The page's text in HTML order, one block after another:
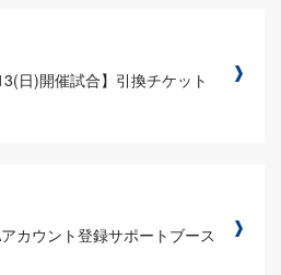
日)開催試合】引換チケット
カウント登録サポートブース